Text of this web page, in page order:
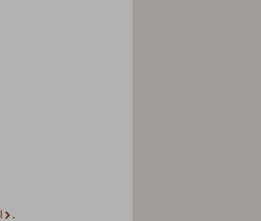
.